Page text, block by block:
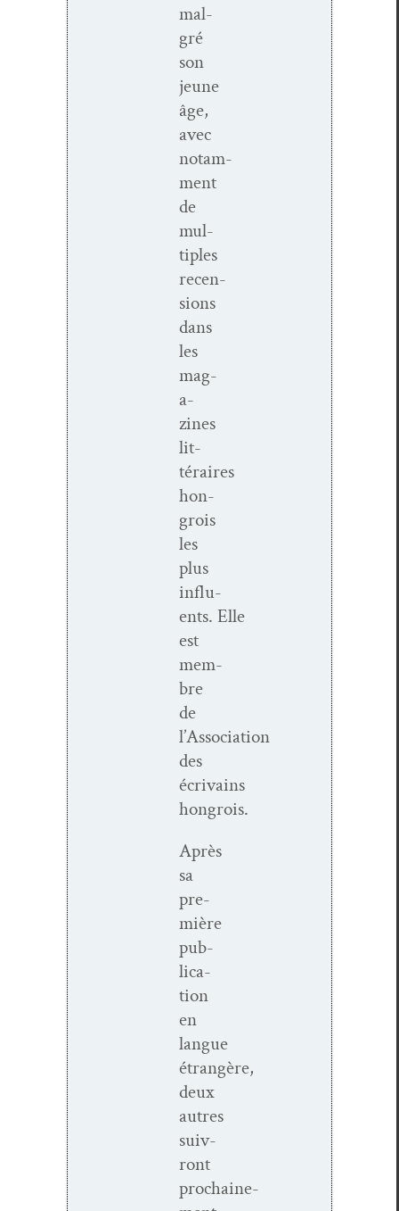
mal­
gré
son
jeune
âge,
avec
notam­
ment
de
mul­
ti­ples
recen­
sions
dans
les
mag­
a­
zines
lit­
téraires
hon­
grois
les
plus
influ­
ents. Elle
est
mem­
bre
de
l’Association
des
écrivains
hongrois.
Après
sa
pre­
mière
pub­
li­ca­
tion
en
langue
étrangère,
deux
autres
suiv­
ront
prochaine­